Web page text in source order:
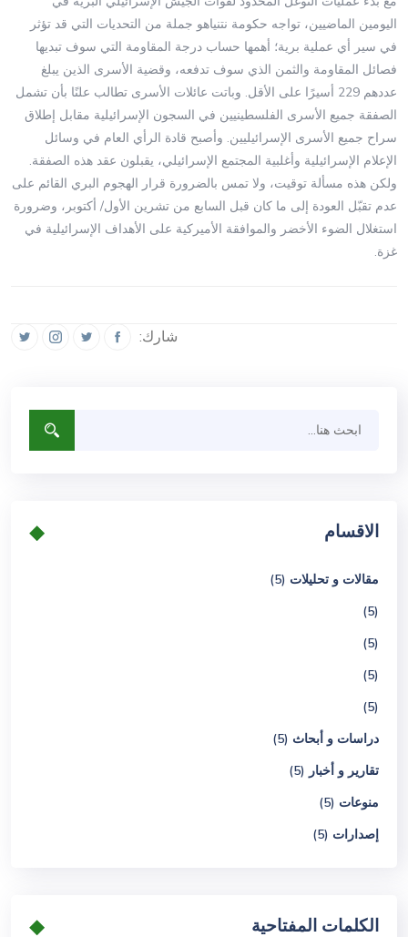
اليومين الماضيين، تواجه حكومة نتنياهو جملة من التحديات التي قد تؤثر
في سير أي عملية برية؛ أهمها حساب درجة المقاومة التي سوف تبديها
فصائل المقاومة والثمن الذي سوف تدفعه، وقضية الأسرى الذين يبلغ
عددهم 229 أسيرًا على الأقل. وباتت عائلات الأسرى تطالب علنًا بأن تشمل
الصفقة جميع الأسرى الفلسطينيين في السجون الإسرائيلية مقابل إطلاق
سراح جميع الأسرى الإسرائيليين. وأصبح قادة الرأي العام في وسائل
الإعلام الإسرائيلية وأغلبية المجتمع الإسرائيلي، يقبلون عقد هذه الصفقة.
ولكن هذه مسألة توقيت، ولا تمس بالضرورة قرار الهجوم البري القائم على
عدم تقبّل العودة إلى ما كان قبل السابع من تشرين الأول/ أكتوبر، وضرورة
استغلال الضوء الأخضر والموافقة الأميركية على الأهداف الإسرائيلية في
غزة.
شارك:
الاقسام
مقالات و تحليلات (5)
(5)
(5)
(5)
(5)
دراسات و أبحاث (5)
تقارير و أخبار (5)
منوعات (5)
إصدارات (5)
الكلمات المفتاحية